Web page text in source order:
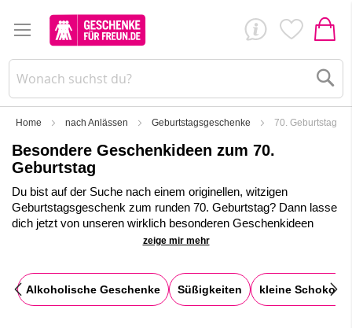
Home nach Anlässen Geburtstagsgeschenke 70. Geburtstag
Besondere Geschenkideen zum 70.
Geburtstag
Du bist auf der Suche nach einem originellen, witzigen
Geburtstagsgeschenk zum runden 70. Geburtstag? Dann lasse
dich jetzt von unseren wirklich besonderen Geschenkideen
✓ Direktversand mit deinen persönlichen Glückwünschen
Geschenkideen zum 70. Geburtstag für Frauen und Männer
zeige mir mehr
Alkoholische Geschenke Süßigkeiten kleine